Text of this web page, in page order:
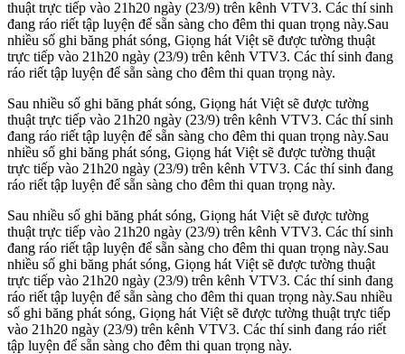
thuật trực tiếp vào 21h20 ngày (23/9) trên kênh VTV3. Các thí sinh
đang ráo riết tập luyện để sẵn sàng cho đêm thi quan trọng này.Sau
nhiều số ghi băng phát sóng, Giọng hát Việt sẽ được tường thuật
trực tiếp vào 21h20 ngày (23/9) trên kênh VTV3. Các thí sinh đang
ráo riết tập luyện để sẵn sàng cho đêm thi quan trọng này.
Sau nhiều số ghi băng phát sóng, Giọng hát Việt sẽ được tường
thuật trực tiếp vào 21h20 ngày (23/9) trên kênh VTV3. Các thí sinh
đang ráo riết tập luyện để sẵn sàng cho đêm thi quan trọng này.Sau
nhiều số ghi băng phát sóng, Giọng hát Việt sẽ được tường thuật
trực tiếp vào 21h20 ngày (23/9) trên kênh VTV3. Các thí sinh đang
ráo riết tập luyện để sẵn sàng cho đêm thi quan trọng này.
Sau nhiều số ghi băng phát sóng, Giọng hát Việt sẽ được tường
thuật trực tiếp vào 21h20 ngày (23/9) trên kênh VTV3. Các thí sinh
đang ráo riết tập luyện để sẵn sàng cho đêm thi quan trọng này.Sau
nhiều số ghi băng phát sóng, Giọng hát Việt sẽ được tường thuật
trực tiếp vào 21h20 ngày (23/9) trên kênh VTV3. Các thí sinh đang
ráo riết tập luyện để sẵn sàng cho đêm thi quan trọng này.Sau nhiều
số ghi băng phát sóng, Giọng hát Việt sẽ được tường thuật trực tiếp
vào 21h20 ngày (23/9) trên kênh VTV3. Các thí sinh đang ráo riết
tập luyện để sẵn sàng cho đêm thi quan trọng này.